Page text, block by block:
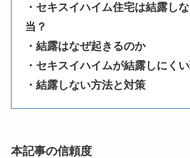
・セキスイハイム住宅は結露し
当？
・結露はなぜ起きるのか
・セキスイハイムが結露しにく
・結露しない方法と対策
本記事の信頼度